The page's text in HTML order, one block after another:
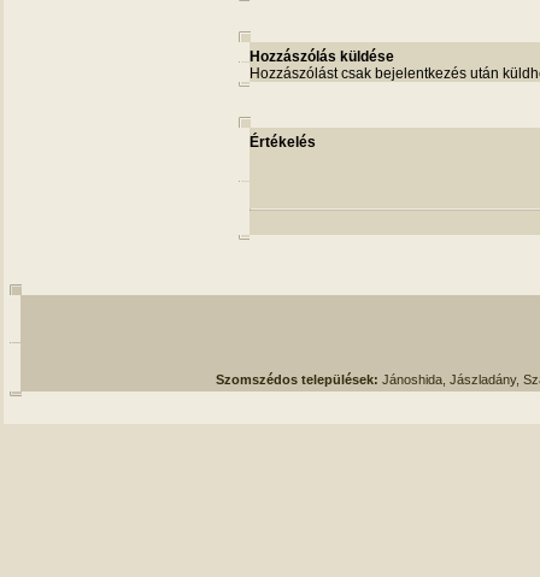
Hozzászólás küldése
Hozzászólást csak bejelentkezés után
Értékelés
Szomszédos települések: Jánoshida, Jászladány,